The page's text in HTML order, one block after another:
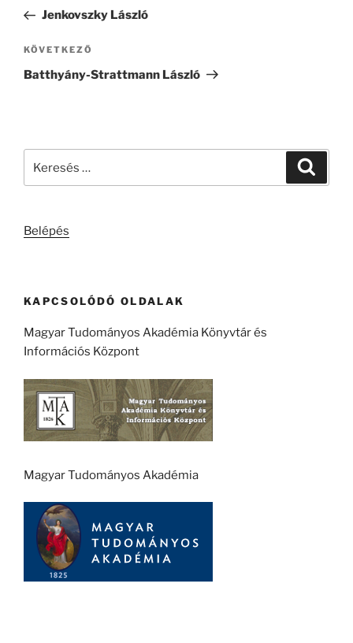
bejegyzés
Jenkovszky László
Következő
bejegyzés
KÖVETKEZŐ
Batthyány-Strattmann László
Belépés
KAPCSOLÓDÓ OLDALAK
Magyar Tudományos Akadémia Könyvtár és
Információs Központ
Magyar Tudományos Akadémia